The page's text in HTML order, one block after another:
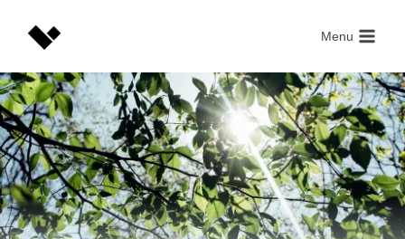
Menu